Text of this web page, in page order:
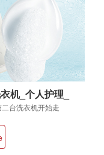
机_个人护理_
网
台洗衣机开始走